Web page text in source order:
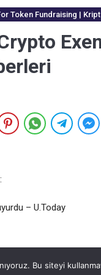
Token Fundraising |
– U.Today
Bu siteyi